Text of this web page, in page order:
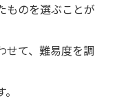
ものを選ぶことが
せて、難易度を調